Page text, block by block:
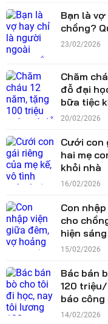
Bạn là
chồng?
23/02/2026
Chăm
đỗ đại
bữa tiệc
20/02/2026
Cưới con
hai mẹ
khỏi nhà
16/02/2026
Con
cho
hiện
15/02/2026
Bác bán
120
báo công
14/02/2026